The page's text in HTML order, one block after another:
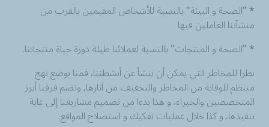
* "الصحة و البيئة" بالنسبة للأشخاص المقيمين بالقرب من
منشآتنا العاملين فيها
* "الصحة و المنتجات" بالنسبة لعملائنا طيلة دورة حياة منتجاتنا.
نظرا للمخاطر التي يمكن أنتنشأ عن أنشطتنا، قمنا بوضع نهج
منتظم للوقاية من المخاطر والتخفيف من آثارها, وتضم فرقنا أبرز
المتخصصين والخبراء، و هذا بدءا من تصميم مشاريعنا إلى غاية
تنفيذها، و كذا خلال عمليات تفكيك و استصلاح المواقع.